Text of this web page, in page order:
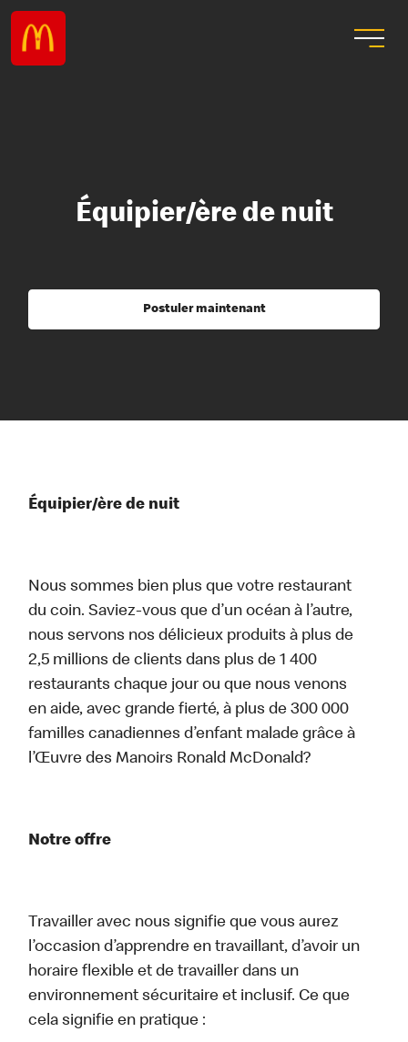
Équipier/ère de nuit
Postuler maintenant
Équipier/ère de nuit
Nous sommes bien plus que votre restaurant
du coin. Saviez-vous que d’un océan à l’autre,
nous servons nos délicieux produits à plus de
2,5 millions de clients dans plus de 1 400
restaurants chaque jour ou que nous venons
en aide, avec grande fierté, à plus de 300 000
familles canadiennes d’enfant malade grâce à
l’Œuvre des Manoirs Ronald McDonald?
Notre offre
Travailler avec nous signifie que vous aurez
l’occasion d’apprendre en travaillant, d’avoir un
horaire flexible et de travailler dans un
environnement sécuritaire et inclusif. Ce que
cela signifie en pratique :